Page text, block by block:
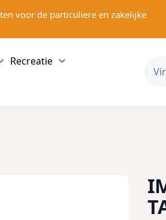
voor de particuliere en zakelijke
Partytenten category
Show submenu for Tuin en Terras
Recreatie
Show submenu for
Voor in Huis category